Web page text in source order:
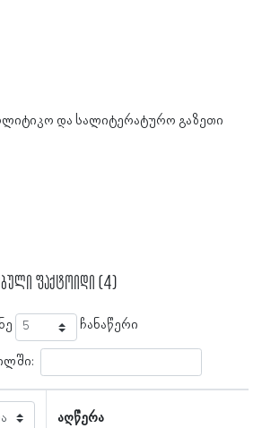
და სალიტერატურო გაზეთი
ფაქტოიდი (4)
ჩანაწერი
აღწერა